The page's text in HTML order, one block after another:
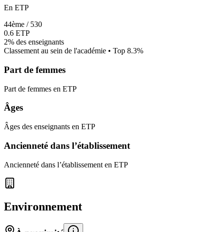
En ETP
44ème / 530
0.6 ETP
2% des enseignants
Classement au sein de l'académie • Top 8.3%
Part de femmes
Part de femmes en ETP
Âges
Âges des enseignants en ETP
Ancienneté dans l’établissement
Ancienneté dans l’établissement en ETP
Environnement